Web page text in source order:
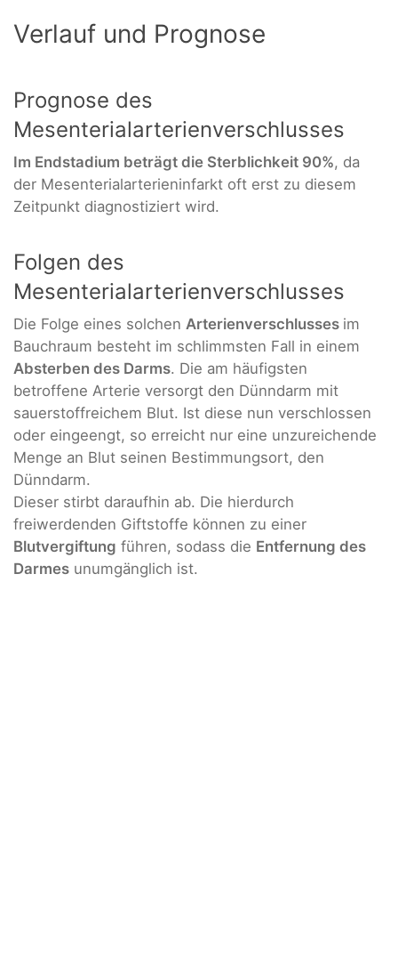
Verlauf und Prognose
Prognose des
Mesenterialarterienverschlusses
Im Endstadium beträgt die Sterblichkeit 90%, da
der Mesenterialarterieninfarkt oft erst zu diesem
Zeitpunkt diagnostiziert wird.
Folgen des
Mesenterialarterienverschlusses
Die Folge eines solchen Arterienverschlusses im
Bauchraum besteht im schlimmsten Fall in einem
Absterben des Darms. Die am häufigsten
betroffene Arterie versorgt den Dünndarm mit
sauerstoffreichem Blut. Ist diese nun verschlossen
oder eingeengt, so erreicht nur eine unzureichende
Menge an Blut seinen Bestimmungsort, den
Dünndarm.
Dieser stirbt daraufhin ab. Die hierdurch
freiwerdenden Giftstoffe können zu einer
Blutvergiftung führen, sodass die Entfernung des
Darmes unumgänglich ist.